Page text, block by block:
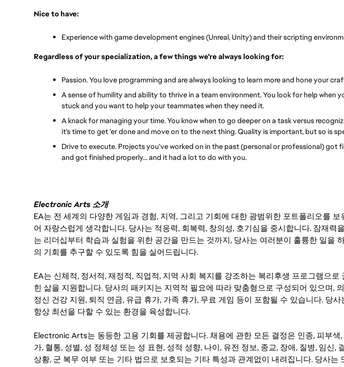
Nice to have:
Experience with game development engines (Unreal, Unity) and their scripting
Regardless of your specialization, a few things we're always looking for:
Passion. You love programming and are always looking to learn more and hone your
A sense of humility and ability to thrive in a team environment. You look for help when
stuck and you want to help your teammates when they need it.
A knack for managing your time. You know when to go deeper on a task versus
it's time to get 'er done and move on to the next thing. Quality is important, but so is
Drive to execute. Projects you've worked on in the past (personal or professional) got
and got finished properly... and it had a lot to do with you.
Electronic Arts 소개
EA는 전 세계의 다양한 게임과 경험, 지역, 그리고 기회에 대한 광범위한 포트폴리오를 보
어 자랑스럽게 생각합니다. 당사는 적응력, 회복력, 창의성, 호기심을 중시합니다. 잠재력
는 리더십부터 학습과 실험을 위한 공간을 만드는 것까지, 당사는 여러분이 훌륭한 일을
의 기회를 추구할 수 있도록 힘을 실어드립니다.
EA는 신체적, 정서적, 재정적, 직업적, 지역 사회 복지를 강조하는 복리후생 프로그램으로
힌 삶을 지원합니다. 당사의 패키지는 지역적 필요에 따라 맞춤형으로 구성되어 있으며,
정신 건강 지원, 퇴직 연금, 유급 휴가, 가족 휴가, 무료 게임 등이 포함될 수 있습니다. 당사
항상 최선을 다할 수 있는 환경을 육성합니다.
Electronic Arts는 동등한 고용 기회를 제공합니다. 채용에 관한 모든 결정은 인종, 피부색,
가, 혈통, 성별, 성 정체성 또는 성 표현, 성적 성향, 나이, 유전 정보, 종교, 장애, 질병, 임신,
상황, 군 복무 여부 또는 기타 법으로 보호되는 기타 특성과 관계없이 내려집니다. 당사는